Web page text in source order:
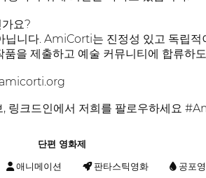
요?
니다. AmiCorti는 진정성 있고 독립
을 제출하고 예술 커뮤니티에 합류하
, 링크드인에서 저희를 팔로우하세요
단편 영화제
애니메이션 판타스틱영화 공포